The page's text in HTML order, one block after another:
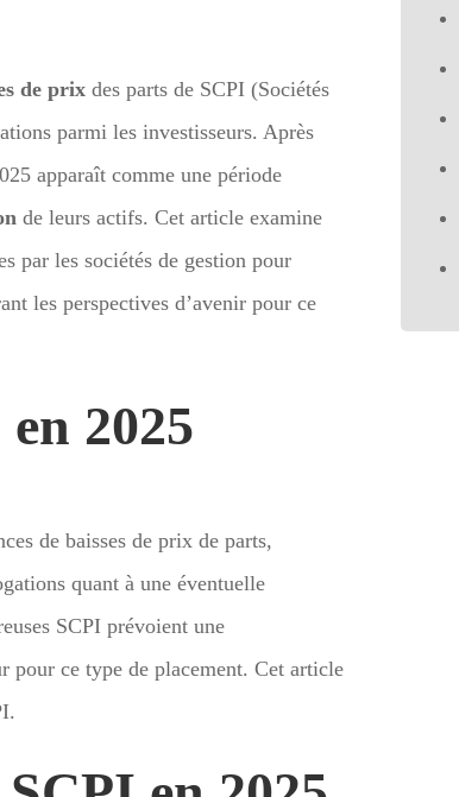
de prix des parts de SCPI (Sociétés
parmi les investisseurs. Après
apparaît comme une période
de leurs actifs. Cet article examine
par les sociétés de gestion pour
les perspectives d’avenir pour ce
2025
de baisses de prix de parts,
quant à une éventuelle
SCPI prévoient une
pour ce type de placement. Cet article